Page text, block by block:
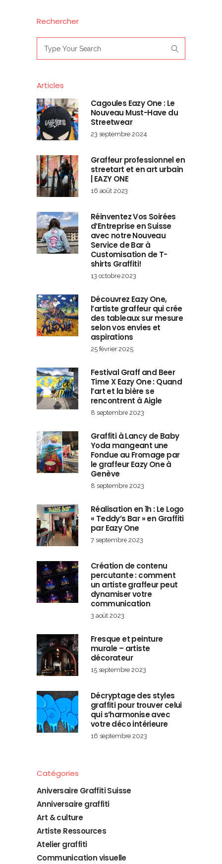
Rechercher
for:
Articles
Cagoules Eazy One : Le
Nouveau Must-Have du
Streetwear
23 septembre 2024
Graffeur professionnel en
streetart et en art urbain
| EAZY ONE
16 août 2023
Réinventez Vos Soirées
d’Entreprise en Suisse
avec notre Nouveau
Service de Bar à
Customisation de T-
shirts Graffiti!
13 octobre 2023
Découvrez Eazy One,
l’artiste graffeur qui crée
des tableaux sur mesure
selon vos envies et
aspirations
25 février 2025
Festival Graff and Beer
Time X Eazy One : Quand
l’art et la bière se
rencontrent à Aigle
8 septembre 2023
Graffiti à Lancy de Baby
Yoda mangeant une
Fondue au Fromage par
le graffeur Eazy One à
Genève
8 septembre 2023
Réalisation en 1h : Le Logo
« Teddy’s Bar » en Graffiti
par Eazy One
7 septembre 2023
Création de contenu
percutante : comment
un artiste graffeur peut
dynamiser votre
communication
3 août 2023
Fresque et peinture
murale – artiste
décorateur
15 septembre 2023
Décryptage des styles
graffiti pour trouver celui
qui s’harmonise avec
votre déco intérieure
16 septembre 2023
Catégories
Aniversaire Graffiti Suisse
Anniversaire graffiti
Art & culture
Artiste Ressources
Atelier graffiti
Communication visuelle